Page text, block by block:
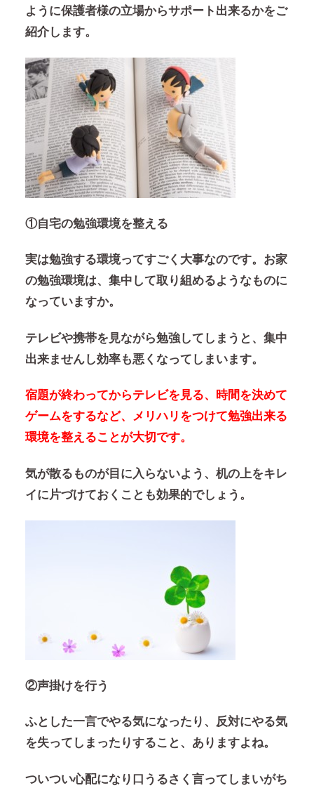
ように保護者様の立場からサポート出来るかをご
紹介します。
①自宅の勉強環境を整える
実は勉強する環境ってすごく大事なのです。お家
の勉強環境は、集中して取り組めるようなものに
なっていますか。
テレビや携帯を見ながら勉強してしまうと、集中
出来ませんし効率も悪くなってしまいます。
宿題が終わってからテレビを見る、時間を決めて
ゲームをするなど、メリハリをつけて勉強出来る
環境を整えることが大切です。
気が散るものが目に入らないよう、机の上をキレ
イに片づけておくことも効果的でしょう。
②声掛けを行う
ふとした一言でやる気になったり、反対にやる気
を失ってしまったりすること、ありますよね。
ついつい心配になり口うるさく言ってしまいがち